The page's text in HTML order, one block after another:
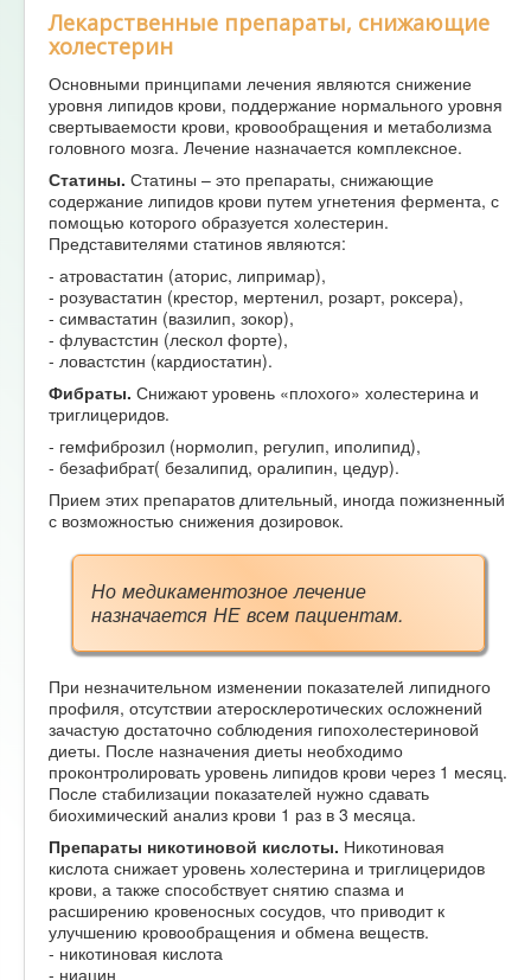
Лекарственные препараты, снижающие
холестерин
Основными принципами лечения являются снижение
уровня липидов крови, поддержание нормального уровня
свертываемости крови, кровообращения и метаболизма
головного мозга. Лечение назначается комплексное.
Статины. Статины – это препараты, снижающие
содержание липидов крови путем угнетения фермента, с
помощью которого образуется холестерин.
Представителями статинов являются:
- атровастатин (аторис, липримар),
- розувастатин (крестор, мертенил, розарт, роксера),
- симвастатин (вазилип, зокор),
- флувастстин (лескол форте),
- ловастстин (кардиостатин).
Фибраты. Снижают уровень «плохого» холестерина и
триглицеридов.
- гемфиброзил (нормолип, регулип, иполипид),
- безафибрат( безалипид, оралипин, цедур).
Прием этих препаратов длительный, иногда пожизненный
с возможностью снижения дозировок.
Но медикаментозное лечение
назначается НЕ всем пациентам.
При незначительном изменении показателей липидного
профиля, отсутствии атеросклеротических осложнений
зачастую достаточно соблюдения гипохолестериновой
диеты. После назначения диеты необходимо
проконтролировать уровень липидов крови через 1 месяц.
После стабилизации показателей нужно сдавать
биохимический анализ крови 1 раз в 3 месяца.
Препараты никотиновой кислоты. Никотиновая
кислота снижает уровень холестерина и триглицеридов
крови, а также способствует снятию спазма и
расширению кровеносных сосудов, что приводит к
улучшению кровообращения и обмена веществ.
- никотиновая кислота
- ниацин